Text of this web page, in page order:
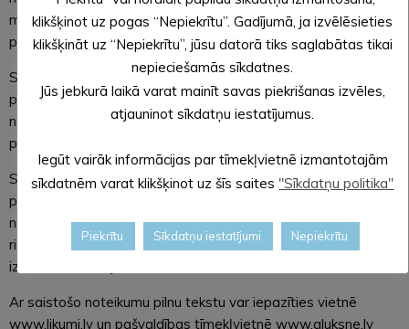
maksājumu parādu vai ir noslēgta un tiek pildīta vienošanās
par parāda atmaksu.
Saistošo noteikumu projekts no 4. līdz 18. decembrim bija
publicēts pašvaldības tīmekļvietnē sabiedrības viedokļa
noskaidrošanai. Neviens priekšlikums par saistošo noteikumu
projektu pašvaldībā nav saņemts.
Saistošo noteikumu Nr. 24/2025 “Grozījumi Alūksnes novada
pašvaldības domes 2024. gada 30. maija saistošajos
noteikumos Nr. 23/2024 “Par palīdzību dzīvokļa jautājumu
risināšanā Alūksnes novadā”” oficiālā publikācija atrodama
izdevuma “Latvijas Vēstnesis” 15.01.2026. laidienā Nr. 9.
Ar saistošo noteikumu pilnu tekstu var iepazīties vietnē
www.likumi.lv un pašvaldības tīmekļvietnē www.aluksne.lv
klikšķinot uz pogas “Nepiekrītu”. Gadījumā, ja izvēlēsieties
klikšķināt uz “Nepiekrītu”, jūsu datorā tiks saglabātas tikai
nepieciešamās sīkdatnes.
Jūs jebkurā laikā varat mainīt savas piekrišanas izvēles,
atjauninot sīkdatņu iestatījumus.
Iegūt vairāk informācijas par tīmekļvietnē izmantotajām
sīkdatnēm varat klikšķinot uz šīs saites "Sīkdatņu politika"
Piekrītu Sīkdatņu iestatījumi Nepiekrītu